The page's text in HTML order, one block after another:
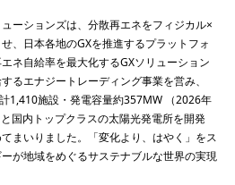
ーションズは、分散再エネをフィジカル×
、日本各地のGXを推進するプラットフォ
ネ自給率を最大化するGXソリューション
るエナジートレーディング事業を営み、
1,410施設・発電容量約357MW （2026年
と国内トップクラスの太陽光発電所を開発
まいりました。「変化より、はやく」をス
が地域をめぐるサステナブルな世界の実現